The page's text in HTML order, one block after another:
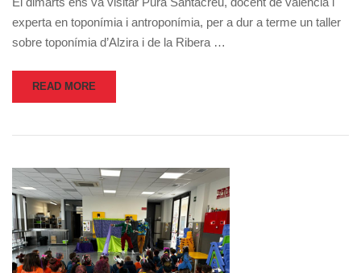
experta en toponímia i antroponímia, per a dur a terme un taller
sobre toponímia d’Alzira i de la Ribera …
READ MORE